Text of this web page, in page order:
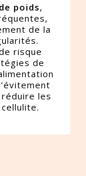
poids,
de la
risque
de
les